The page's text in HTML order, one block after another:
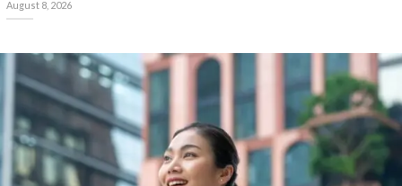
August 8, 2026